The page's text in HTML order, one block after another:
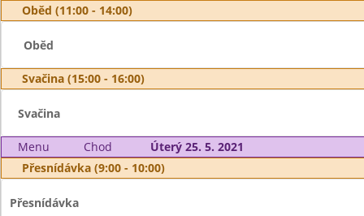
Oběd (11:00 - 14:00)
Oběd
Svačina (15:00 - 16:00)
Svačina
Menu Chod
Úterý 25. 5. 2021
Přesnídávka (9:00 - 10:00)
Přesnídávka